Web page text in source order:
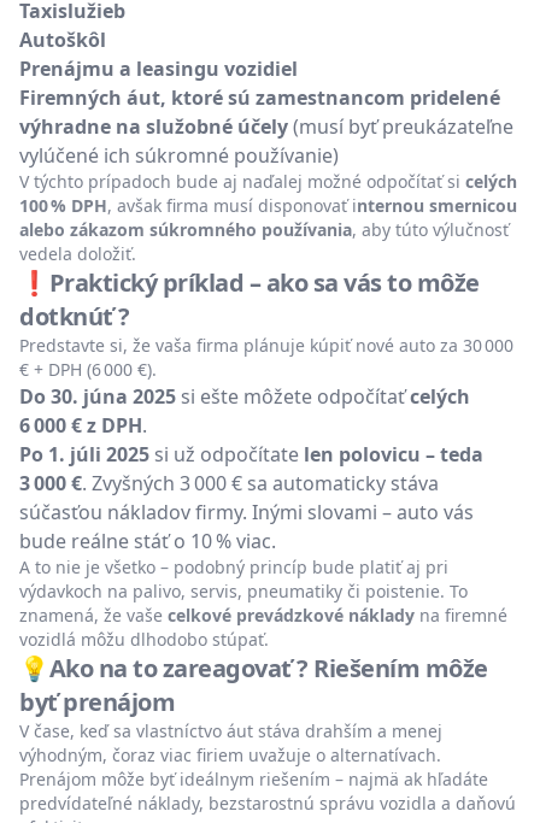
Taxislužieb
Autoškôl
Prenájmu a leasingu vozidiel
Firemných áut, ktoré sú zamestnancom pridelené
výhradne na služobné účely(musí byť preukázateľne
vylúčené ich súkromné používanie)
V týchto prípadoch bude aj naďalej možné odpočítať si celých
100 % DPH, avšak firma musí disponovať internou smernicou
alebo zákazom súkromného používania, aby túto výlučnosť
vedela doložiť.
❗Praktický príklad – ako sa vás to môže
dotknúť ?
Predstavte si, že vaša firma plánuje kúpiť nové auto za 30 000
€ + DPH (6 000 €).
Do 30. júna 2025 si ešte môžete odpočítaťcelých
6 000 € z DPH.
Po 1. júli 2025 si už odpočítate len polovicu – teda
3 000 €. Zvyšných 3 000 € sa automaticky stáva
súčasťou nákladov firmy. Inými slovami – auto vás
bude reálne stáť o 10 % viac.
A to nie je všetko – podobný princíp bude platiť aj pri
výdavkoch na palivo, servis, pneumatiky či poistenie. To
znamená, že vaše celkové prevádzkové náklady na firemné
vozidlá môžu dlhodobo stúpať.
💡Ako na to zareagovať ? Riešením môže
byť prenájom
V čase, keď sa vlastníctvo áut stáva drahším a menej
výhodným, čoraz viac firiem uvažuje o alternatívach.
Prenájom môže byť ideálnym riešením – najmä ak hľadáte
predvídateľné náklady, bezstarostnú správu vozidla a daňovú